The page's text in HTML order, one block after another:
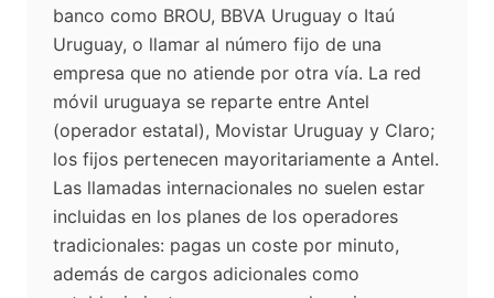
banco como BROU, BBVA Uruguay o Itaú
Uruguay, o llamar al número fijo de una
empresa que no atiende por otra vía. La red
móvil uruguaya se reparte entre Antel
(operador estatal), Movistar Uruguay y Claro;
los fijos pertenecen mayoritariamente a Antel.
Las llamadas internacionales no suelen estar
incluidas en los planes de los operadores
tradicionales: pagas un coste por minuto,
además de cargos adicionales como